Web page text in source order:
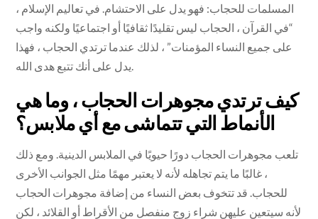
المسلمات للحجاب: فهو يدل على الاحتشام. في تعاليم الإسلام ،
“في القرآن ، الحجاب ليس تقليدًا ثقافيًا أو اجتماعيًا ولكنه واجب
على جميع النساء المؤمنات” ، لذلك عندما ترتدي الحجاب ، فهذا
كيف ترتدي مجوهرات الحجاب ، وما هي
الأنماط التي تتماشى مع أي ملابس؟
تلعب مجوهرات الحجاب دورًا حيويًا في الملابس الدينية. ومع ذلك
، غالبًا ما يتم تجاهله لأنه لا يعتبر مهمًا مثل الجوانب الأخرى
للحجاب. قد تتخوف بعض النساء من إضافة مجوهرات الحجاب
لأنه سيتعين عليهن شراء زوج منفصل من الأقراط أو القلائد ، لكن